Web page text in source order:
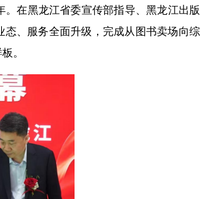
在黑龙江省委宣传部指导、黑龙江出版
、服务全面升级，完成从图书卖场向综
。